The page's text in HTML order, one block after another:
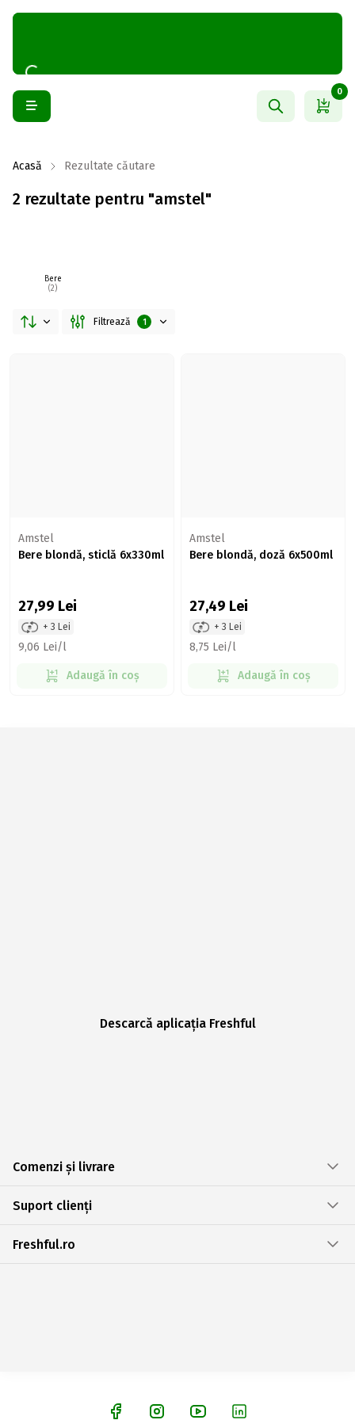
0
Acasă Rezultate căutare
2 rezultate pentru "amstel"
Bere
(2)
Filtrează 1
Amstel
Bere blondă, sticlă 6x330ml
27,99 Lei
+ 3 Lei
9,06 Lei/l
Adaugă în coș
Amstel
Bere blondă, doză 6x500ml
27,49 Lei
+ 3 Lei
8,75 Lei/l
Adaugă în coș
Descarcă aplicația Freshful
Comenzi și livrare
Suport clienți
Freshful.ro